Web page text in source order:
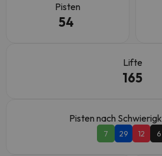
Pisten
54
Lifte
165
Pisten nach
7 29 12 6